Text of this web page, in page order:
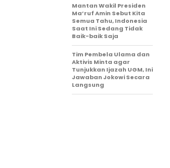
Mantan Wakil Presiden
Ma’ruf Amin Sebut Kita
Semua Tahu, Indonesia
Saat Ini Sedang Tidak
Baik-baik Saja
Tim Pembela Ulama dan
Aktivis Minta agar
Tunjukkan Ijazah UGM, Ini
Jawaban Jokowi Secara
Langsung